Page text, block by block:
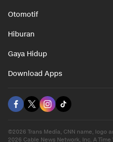
Otomotif
Hiburan
Gaya Hidup
Download Apps
©2026 Trans Media, CNN name, logo
2026 Cable News Network, Inc. A